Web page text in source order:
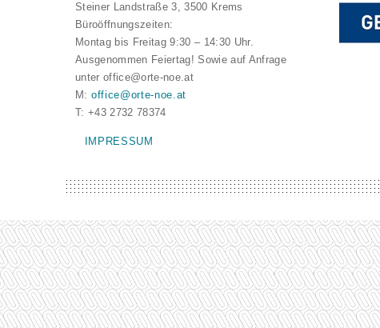
Steiner Landstraße 3, 3500 Krems
Büroöffnungszeiten:
Montag bis Freitag 9:30 – 14:30 Uhr.
Ausgenommen Feiertag! Sowie auf Anfrage
unter office@orte-noe.at
M: office@orte-noe.at
T: +43 2732 78374
IMPRESSUM